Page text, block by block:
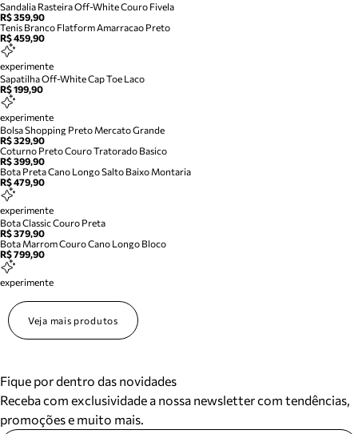
Sandalia Rasteira Off-White Couro Fivela
R$ 359,90
Tenis Branco Flatform Amarracao Preto
R$ 459,90
experimente
Sapatilha Off-White Cap Toe Laco
R$ 199,90
experimente
Bolsa Shopping Preto Mercato Grande
R$ 329,90
Coturno Preto Couro Tratorado Basico
R$ 399,90
Bota Preta Cano Longo Salto Baixo Montaria
R$ 479,90
experimente
Bota Classic Couro Preta
R$ 379,90
Bota Marrom Couro Cano Longo Bloco
R$ 799,90
experimente
Veja mais produtos
Fique por dentro das novidades
Receba com exclusividade a nossa newsletter com tendências,
promoções e muito mais.